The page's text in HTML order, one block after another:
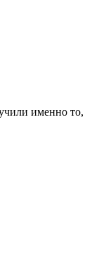
именно то,